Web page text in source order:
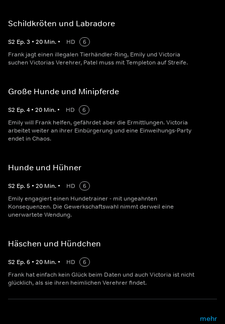
Schildkröten und Labradore
S2 Ep.3 • 20 Min. • HD
6
Frank jagt einen illegalen Tierhändler-Ring, Emily und Victoria
suchen Victorias Verehrer, Patel muss mit Templeton auf Streife.
Große Hunde und Minipferde
S2 Ep.4 • 20 Min. • HD
6
Emily will Frank helfen, gefährdet aber die Ermittlungen. Victoria
arbeitet weiter an ihrer Einbürgerung und eine Einweihungs-Party
endet in Chaos.
Hunde und Hühner
S2 Ep.5 • 20 Min. • HD
6
Emily engagiert einen Hundetrainer - mit ungeahnten
Konsequenzen. Die Gewerkschaftswahl nimmt derweil eine
unerwartete Wendung.
Häschen und Hündchen
S2 Ep.6 • 20 Min. • HD
6
Frank hat einfach kein Glück beim Daten und auch Victoria ist nicht
glücklich, als sie ihren heimlichen Verehrer findet.
mehr